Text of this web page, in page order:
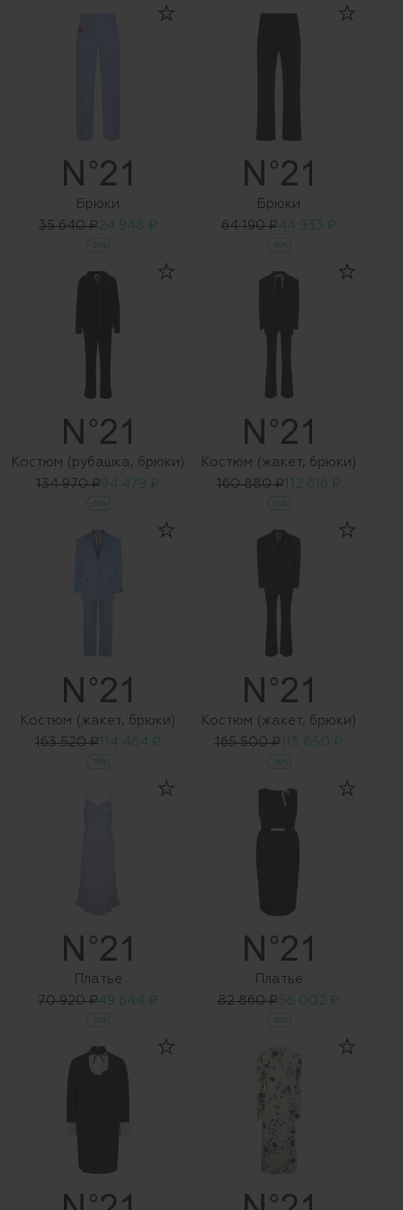
Брюки
35 640 ₽24 948 ₽
-30%
Брюки
64 190 ₽44 933 ₽
-30%
Костюм (рубашка, брюки)
134 970 ₽94 479 ₽
-30%
Костюм (жакет, брюки)
160 880 ₽112 616 ₽
-30%
Костюм (жакет, брюки)
163 520 ₽114 464 ₽
-30%
Костюм (жакет, брюки)
165 500 ₽115 850 ₽
-30%
Платье
70 920 ₽49 644 ₽
-30%
Платье
82 860 ₽58 002 ₽
-30%